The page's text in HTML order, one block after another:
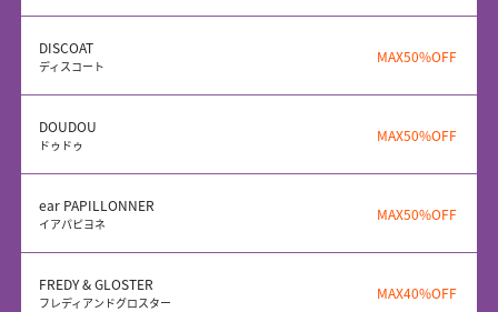
DISCOAT
ディスコート
MAX50%OFF
DOUDOU
ドゥドゥ
MAX50%OFF
ear PAPILLONNER
イアパピヨネ
MAX50%OFF
FREDY & GLOSTER
フレディアンドグロスター
MAX40%OFF